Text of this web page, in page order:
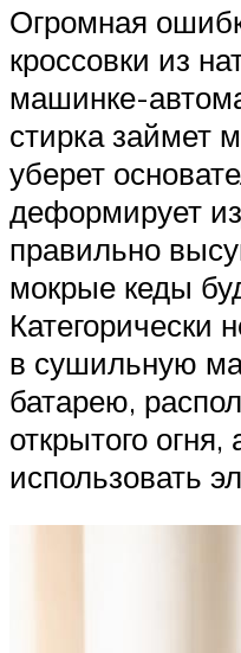
Огромная
кроссовки из
машинке-
стирка займет
уберет
деформирует
правильно
мокрые кеды
Категорически
в сушильную
батарею,
открытого огня,
использовать